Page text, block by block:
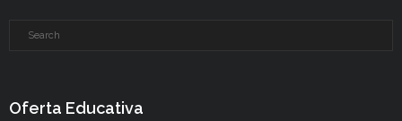
Oferta Educativa